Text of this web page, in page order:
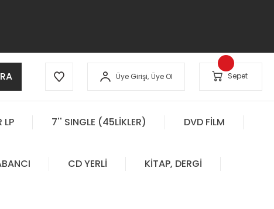
Üye Girişi, Üye Ol Sepet
LP 7'' SINGLE (45LİKLER) DVD FİLM
CD YERLİ KİTAP, DERGİ